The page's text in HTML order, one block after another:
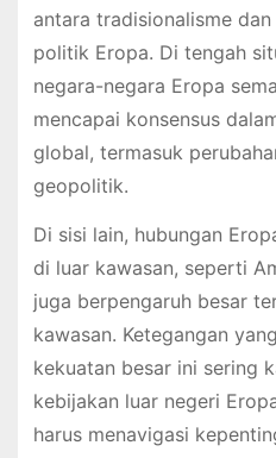
antara tradisionalisme
politik Eropa. Di tengah
negara-negara Eropa
mencapai konsensus
global, termasuk
geopolitik.
Di sisi lain, hubungan
di luar kawasan, seperti
juga berpengaruh besar
kawasan. Ketegangan
kekuatan besar ini sering
kebijakan luar negeri
harus menavigasi